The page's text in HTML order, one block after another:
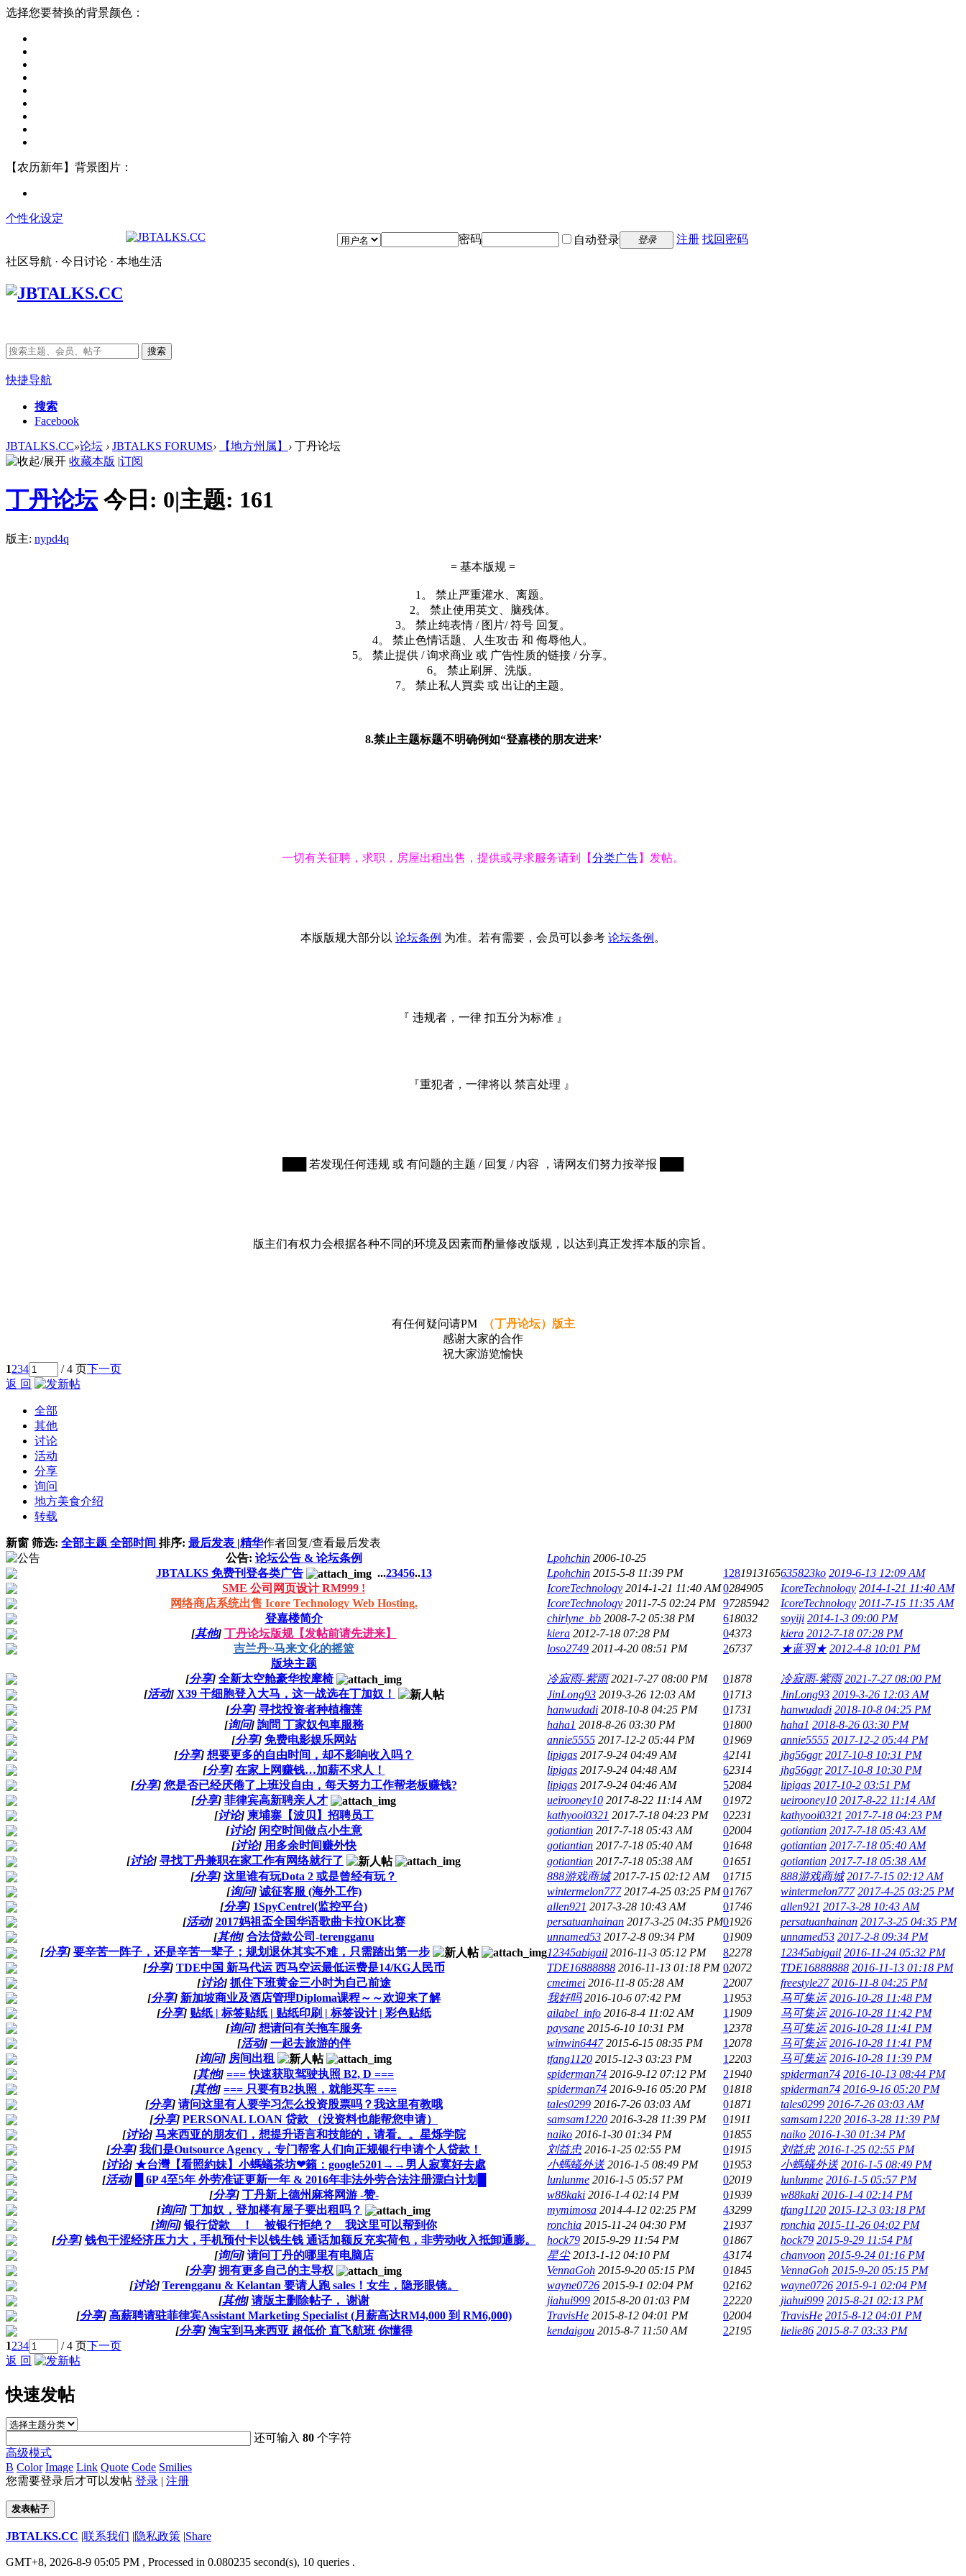
选择您要替换的背景颜色：
【农历新年】背景图片：
个性化设定
密码
自动登录 登录 注册 找回密码
社区导航 · 今日讨论 · 本地生活
搜索
快捷导航
搜索
Facebook
JBTALKS.CC»论坛 › JBTALKS FORUMS› 【地方州属】 › 丁丹论坛
收藏本版 |订阅
丁丹论坛 今日: 0|主题: 161
版主: nypd4q
= 基本版规 =
1。 禁止严重灌水、离题。
2。 禁止使用英文、脑残体。
3。 禁止纯表情 / 图片/ 符号 回复。
4。 禁止色情话题、人生攻击 和 侮辱他人。
5。 禁止提供 / 询求商业 或 广告性质的链接 / 分享。
6。 禁止刷屏、洗版。
7。 禁止私人買卖 或 出让的主题。
8.禁止主题标题不明确例如“登嘉楼的朋友进来’
一切有关征聘，求职，房屋出租出售，提供或寻求服务请到【分类广告】发帖。
本版版规大部分以 论坛条例 为准。若有需要，会员可以参考 论坛条例 。
『 违规者，一律 扣五分为标准 』
『重犯者，一律将以 禁言处理 』
███ 若发现任何违规 或 有问题的主题 / 回复 / 内容 ，请网友们努力按举报 ███
版主们有权力会根据各种不同的环境及因素而酌量修改版规，以达到真正发挥本版的宗旨。
有任何疑问请PM
（丁丹论坛）版主
感谢大家的合作
祝大家游览愉快
1234 / 4 页下一页
返 回
全部
其他
讨论
活动
分享
询问
地方美食介绍
转载
新窗 筛选: 全部主题 全部时间 排序: 最后发表 |精华作者回复/查看最后发表
公告: 论坛公告 & 论坛条例 Lpohchin 2006-10-25
JBTALKS 免费刊登各类广告
...23456..13 Lpohchin 2015-5-8 11:39 PM 1281913165635823ko 2019-6-13 12:09 AM
SME 公司网页设计 RM999 !
IcoreTechnology 2014-1-21 11:40 AM0284905 IcoreTechnology 2014-1-21 11:40 AM
网络商店系统出售 Icore Technology Web Hosting.
IcoreTechnology 2011-7-5 02:24 PM 97285942 IcoreTechnology 2011-7-15 11:35 AM
登嘉楼简介
chirlyne_bb 2008-7-2 05:38 PM 618032 soyiji 2014-1-3 09:00 PM
[其他] 丁丹论坛版规【发帖前请先进来】 kiera 2012-7-18 07:28 PM 04373 kiera 2012-7-18 07:28 PM
吉兰丹~马来文化的摇篮
loso2749 2011-4-20 08:51 PM 26737 ★蓝羽★ 2012-4-8 10:01 PM
版块主题
[分享] 全新太空舱豪华按摩椅 冷寂雨-紫雨 2021-7-27 08:00 PM 01878 冷寂雨-紫雨 2021-7-27 08:00 PM
[活动] X39 干细胞登入大马，这一战选在丁加奴！ JinLong93 2019-3-26 12:03 AM 01713 JinLong93 2019-3-26 12:03 AM
[分享] 寻找投资者种植榴莲 hanwudadi 2018-10-8 04:25 PM 01731 hanwudadi 2018-10-8 04:25 PM
[询问] 詢問 丁家奴包車服務 haha1 2018-8-26 03:30 PM 01800 haha1 2018-8-26 03:30 PM
[分享] 免费电影娱乐网站 annie5555 2017-12-2 05:44 PM 01969 annie5555 2017-12-2 05:44 PM
[分享] 想要更多的自由时间，却不影响收入吗？ lipigas 2017-9-24 04:49 AM 42141 jhg56ggr 2017-10-8 10:31 PM
[分享] 在家上网赚钱…加薪不求人！ lipigas 2017-9-24 04:48 AM 62314 jhg56ggr 2017-10-8 10:30 PM
[分享] 您是否已经厌倦了上班没自由，每天努力工作帮老板赚钱? lipigas 2017-9-24 04:46 AM 52084 lipigas 2017-10-2 03:51 PM
[分享] 菲律宾高新聘亲人才 ueirooney10 2017-8-22 11:14 AM 01972 ueirooney10 2017-8-22 11:14 AM
[讨论] 柬埔寨【波贝】招聘员工 kathyooi0321 2017-7-18 04:23 PM 02231 kathyooi0321 2017-7-18 04:23 PM
[讨论] 闲空时间做点小生意 gotiantian 2017-7-18 05:43 AM 02004 gotiantian 2017-7-18 05:43 AM
[讨论] 用多余时间赚外快 gotiantian 2017-7-18 05:40 AM 01648 gotiantian 2017-7-18 05:40 AM
[讨论] 寻找丁丹兼职在家工作有网络就行了 gotiantian 2017-7-18 05:38 AM 01651 gotiantian 2017-7-18 05:38 AM
[分享] 这里谁有玩Dota 2 或是曾经有玩？ 888游戏商城 2017-7-15 02:12 AM 01715 888游戏商城 2017-7-15 02:12 AM
[询问] 诚征客服 (海外工作) wintermelon777 2017-4-25 03:25 PM 01767 wintermelon777 2017-4-25 03:25 PM
[分享] 1SpyCentrel(监控平台) allen921 2017-3-28 10:43 AM 01746 allen921 2017-3-28 10:43 AM
[活动] 2017妈祖盃全国华语歌曲卡拉OK比赛 persatuanhainan 2017-3-25 04:35 PM01926 persatuanhainan 2017-3-25 04:35 PM
[其他] 合法贷款公司-terengganu unnamed53 2017-2-8 09:34 PM 01909 unnamed53 2017-2-8 09:34 PM
[分享] 要辛苦一阵子，还是辛苦一辈子；规划退休其实不难，只需踏出第一步 12345abigail 2016-11-3 05:12 PM 82278 12345abigail 2016-11-24 05:32 PM
[分享] TDE中国 新马代运 西马空运最低运费是14/KG人民币 TDE16888888 2016-11-13 01:18 PM 02072 TDE16888888 2016-11-13 01:18 PM
[讨论] 抓住下班黄金三小时为自己前途 cmeimei 2016-11-8 05:28 AM 22007 freestyle27 2016-11-8 04:25 PM
[分享] 新加坡商业及酒店管理Diploma课程～～欢迎来了解 我好吗 2016-10-6 07:42 PM 1 1953 马可集运 2016-10-28 11:48 PM
[分享] 贴纸 | 标签贴纸 | 贴纸印刷 | 标签设计 | 彩色贴纸 ailabel_info 2016-8-4 11:02 AM 1 1909 马可集运 2016-10-28 11:42 PM
[询问] 想请问有关拖车服务 paysane 2015-6-10 10:31 PM 12378 马可集运 2016-10-28 11:41 PM
[活动] 一起去旅游的伴 winwin6447 2015-6-15 08:35 PM 12078 马可集运 2016-10-28 11:41 PM
[询问] 房间出租 tfang1120 2015-12-3 03:23 PM 12203 马可集运 2016-10-28 11:39 PM
[其他] === 快速获取驾驶执照 B2, D === spiderman74 2016-9-12 07:12 PM 21940 spiderman74 2016-10-13 08:44 PM
[其他] === 只要有B2执照，就能买车 === spiderman74 2016-9-16 05:20 PM 01818 spiderman74 2016-9-16 05:20 PM
[分享] 请问这里有人要学习怎么投资股票吗？我这里有教哦 tales0299 2016-7-26 03:03 AM 01871 tales0299 2016-7-26 03:03 AM
[分享] PERSONAL LOAN 贷款 （没资料也能帮您申请） samsam1220 2016-3-28 11:39 PM 01911 samsam1220 2016-3-28 11:39 PM
[讨论] 马来西亚的朋友们，想提升语言和技能的，请看。。星烁学院 naiko 2016-1-30 01:34 PM 01855 naiko 2016-1-30 01:34 PM
[分享] 我们是Outsource Agency，专门帮客人们向正规银行申请个人贷款！ 刘益忠 2016-1-25 02:55 PM 01915 刘益忠 2016-1-25 02:55 PM
[讨论] ★台灣【看照約妹】小螞蟻茶坊❤籟：google5201→→男人寂寞好去處 小螞蟻外送 2016-1-5 08:49 PM 01953 小螞蟻外送 2016-1-5 08:49 PM
[活动] █ 6P 4至5年 外劳准证更新一年 & 2016年非法外劳合法注册漂白计划█ lunlunme 2016-1-5 05:57 PM 02019 lunlunme 2016-1-5 05:57 PM
[分享] 丁丹新上德州麻将网游 -赞- w88kaki 2016-1-4 02:14 PM 01939 w88kaki 2016-1-4 02:14 PM
[询问] 丁加奴，登加楼有屋子要出租吗？ mymimosa 2014-4-12 02:25 PM 43299 tfang1120 2015-12-3 03:18 PM
[询问] 银行贷款 ！ 被银行拒绝？ 我这里可以帮到你 ronchia 2015-11-24 04:30 PM 21937 ronchia 2015-11-26 04:02 PM
[分享] 钱包干涩经济压力大，手机预付卡以钱生钱 通话加额反充实荷包，非劳动收入抵卸通膨。 hock79 2015-9-29 11:54 PM 01867 hock79 2015-9-29 11:54 PM
[询问] 请问丁丹的哪里有电脑店 星尘 2013-1-12 04:10 PM 43174 chanvoon 2015-9-24 01:16 PM
[分享] 拥有更多自己的主导权 VennaGoh 2015-9-20 05:15 PM 01845 VennaGoh 2015-9-20 05:15 PM
[讨论] Terengganu & Kelantan 要请人跑 sales！女生，隐形眼镜。 wayne0726 2015-9-1 02:04 PM 02162 wayne0726 2015-9-1 02:04 PM
[其他] 请版主删除帖子， 谢谢 jiahui999 2015-8-20 01:03 PM 22220 jiahui999 2015-8-21 02:13 PM
[分享] 高薪聘请驻菲律宾Assistant Marketing Specialist (月薪高达RM4,000 到 RM6,000) TravisHe 2015-8-12 04:01 PM 02004 TravisHe 2015-8-12 04:01 PM
[分享] 淘宝到马来西亚 超低价 直飞航班 你懂得 kendaigou 2015-8-7 11:50 AM 22195 lielie86 2015-8-7 03:33 PM
1234 / 4 页下一页
返 回
快速发帖
还可输入80 个字符
高级模式
B Color Image Link Quote Code Smilies
您需要登录后才可以发帖 登录 | 注册
发表帖子
JBTALKS.CC |联系我们 |隐私政策 |Share
GMT+8, 2026-8-9 05:05 PM , Processed in 0.080235 second(s), 10 queries .